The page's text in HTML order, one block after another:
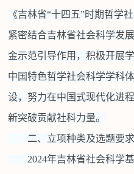
《吉林省“十四五”时期哲学
紧密结合吉林省社会科学发
金示范引导作用，积极开展
中国特色哲学社会科学学科
设，努力在中国式现代化进
新突破贡献社科力量。
二、立项种类及选题要求
2024年吉林省社会科学基